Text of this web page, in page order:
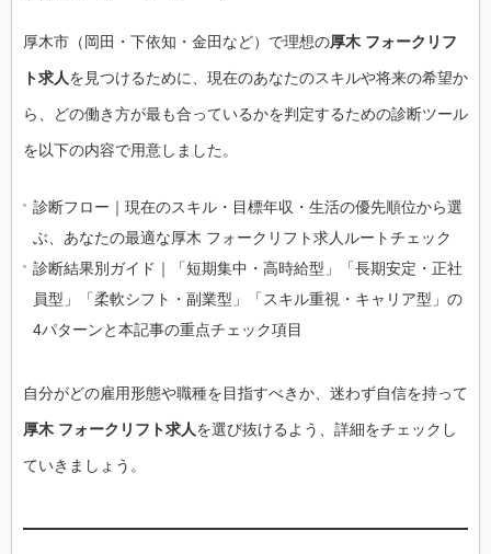
厚木市（岡田・下依知・金田など）で理想の厚木 フォークリフ
ト求人を見つけるために、現在のあなたのスキルや将来の希望か
ら、どの働き方が最も合っているかを判定するための診断ツール
を以下の内容で用意しました。
診断フロー｜現在のスキル・目標年収・生活の優先順位から選
ぶ、あなたの最適な厚木 フォークリフト求人ルートチェック
診断結果別ガイド｜「短期集中・高時給型」「長期安定・正社
員型」「柔軟シフト・副業型」「スキル重視・キャリア型」の
4パターンと本記事の重点チェック項目
自分がどの雇用形態や職種を目指すべきか、迷わず自信を持って
厚木 フォークリフト求人を選び抜けるよう、詳細をチェックし
ていきましょう。